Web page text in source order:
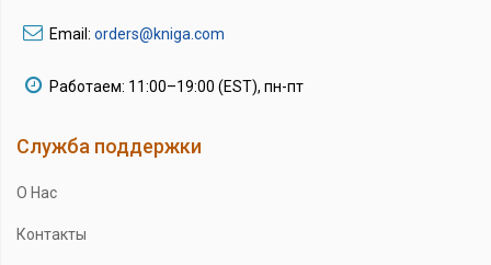
Email: orders@kniga.com
Работаем: 11:00–19:00 (EST), пн-пт
Служба поддержки
О Нас
Контакты